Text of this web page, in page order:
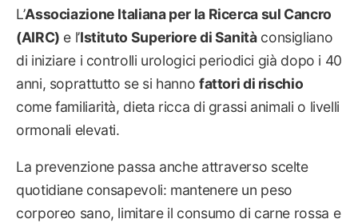
L’Associazione Italiana per la Ricerca sul Cancro
(AIRC) e l’Istituto Superiore di Sanitàconsigliano
di iniziare i controlli urologici periodici già dopo i 40
anni, soprattutto se si hanno fattori di rischio
come familiarità, dieta ricca di grassi animali o livelli
ormonali elevati.
La prevenzione passa anche attraverso scelte
quotidiane consapevoli: mantenere un peso
corporeo sano, limitare il consumo di carne rossa e